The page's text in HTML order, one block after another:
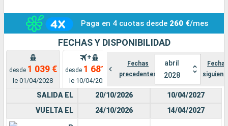
Paga en 4 cuotas desde 260 €/mes
FECHAS Y DISPONIBILIDAD
desde 1 039 €
le 01/04/2028
+
desde 1 681 €
le 10/04/2027
Fechas
precedentes
abril
2028
SALIDA EL
VUELTA EL
20/10/2026
24/10/2026
10/04/2027
14/04/2027
Fecha de salida
Puertos Compañías
Buscar